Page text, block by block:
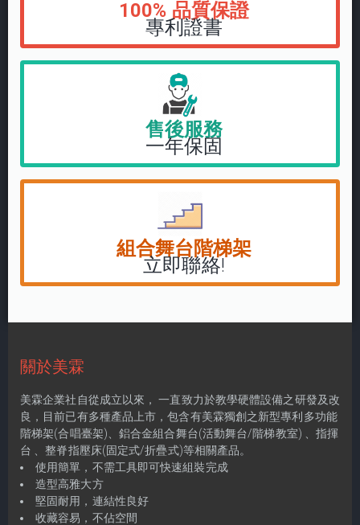
100% 品質保證
專利證書
售後服務
一年保固
組合舞台階梯架
立即聯絡!
關於美霖
美霖企業社自從成立以來， 一直致力於教學硬體設備之研發及改
良，目前已有多種產品上市，包含有美霖獨創之新型專利多功能
階梯架(合唱臺架)、鋁合金組合舞台(活動舞台/階梯教室) 、指揮
台 、整脊指壓床(固定式/折疊式)等相關產品。
使用簡單，不需工具即可快速組裝完成
造型高雅大方
堅固耐用，連結性良好
收藏容易，不佔空間